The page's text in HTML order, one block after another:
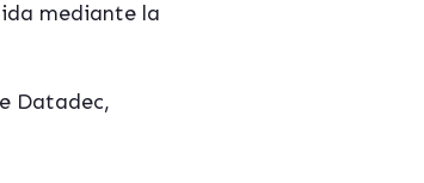
mediante la
Datadec,